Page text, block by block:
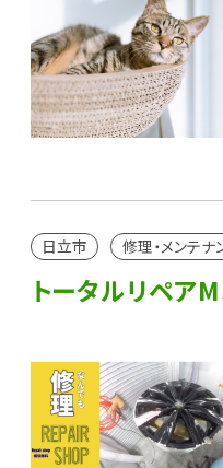
日立市 修理・メンテナ
トータルリペア